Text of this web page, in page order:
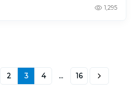
1,295
2 3 4 ... 16